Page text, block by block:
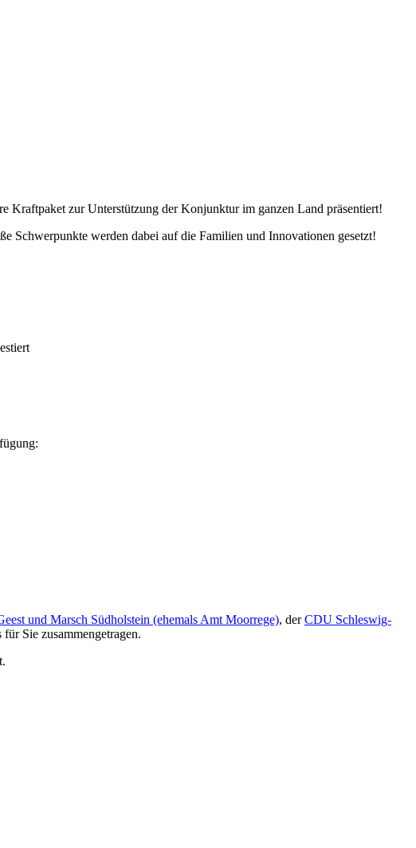
Kraftpaket zur Unterstützung der Konjunktur im ganzen Land präsentiert!
Schwerpunkte werden dabei auf die Familien und Innovationen gesetzt!
und Marsch Südholstein (ehemals Amt Moorrege), derCDU Schleswig-
Sie zusammengetragen.